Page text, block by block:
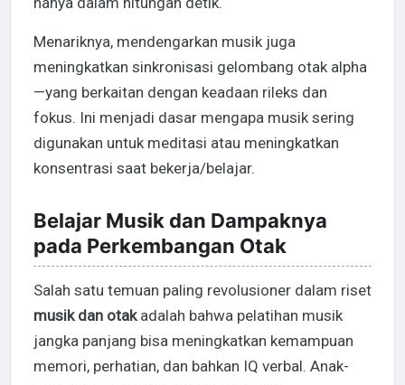
Menariknya, mendengarkan musik juga
meningkatkan sinkronisasi gelombang otak alpha
—yang berkaitan dengan keadaan rileks dan
fokus. Ini menjadi dasar mengapa musik sering
digunakan untuk meditasi atau meningkatkan
konsentrasi saat bekerja/belajar.
Belajar Musik dan Dampaknya
pada Perkembangan Otak
Salah satu temuan paling revolusioner dalam riset
musik dan otakadalah bahwa pelatihan musik
jangka panjang bisa meningkatkan kemampuan
memori, perhatian, dan bahkan IQ verbal. Anak-